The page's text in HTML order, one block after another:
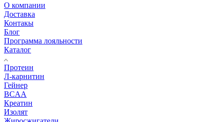
О компании
Доставка
Контакы
Блог
Программа лояльности
Каталог
Протеин
Л-карнитин
Гейнер
BCAA
Креатин
Изолят